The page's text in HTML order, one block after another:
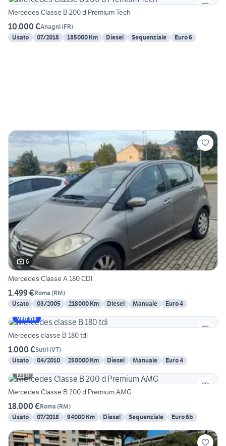
Mercedes Classe B 200 d Premium Tech
10.000 €Anagni(FR)
Usato
07/2018 185000 Km Diesel Sequenziale Euro 6
6
Mercedes Classe A 180 CDI
1.499 €Roma (RM)
Usato
03/2005 218000 Km Diesel Manuale
Euro 4
Vetrina
Mercedes classe B 180 tdi
1.000 €Sutri(VT)
Usato
04/2010 250000 Km Diesel Manuale
Euro 4
6
Mercedes Classe B 200 d Premium AMG
18.000 €Roma (RM)
Usato
07/2018 94000 Km Diesel Sequenziale Euro 6b